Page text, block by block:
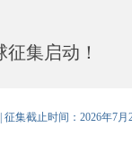
索
集启动！
集截止时间：2026年7